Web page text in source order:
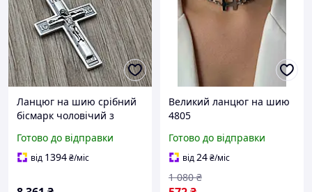
Ланцюг на шию срібний
бісмарк чоловічий з
чоловіків на шию 60 см
Готово до відправки
від 1394₴/міс
Великий ланцюг на шию
4805
Готово до відправки
від24₴/міс
1 080 ₴